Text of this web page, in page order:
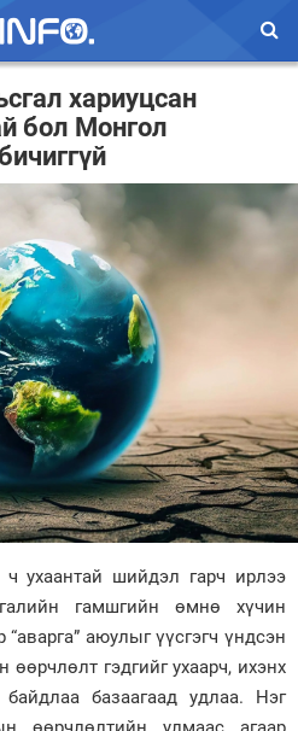
хариуцсан
бол Монгол
ухаантай шийдэл гарч ирлээ
гамшгийн өмнө хүчин
аюулыг үүсгэгч үндсэн
гэдгийг ухаарч, ихэнх
базаагаад удлаа. Нэг